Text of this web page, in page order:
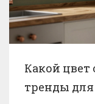
Какой цвет
тренды